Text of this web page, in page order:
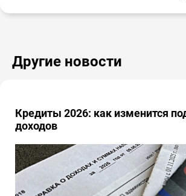
Другие новости
Кредиты 2026: как изменится
доходов